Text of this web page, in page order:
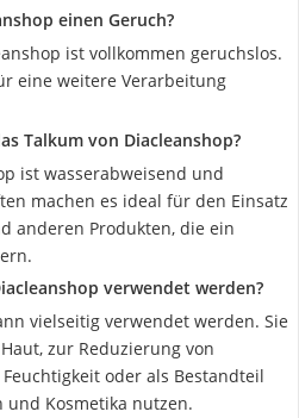
einen Geruch?
ist vollkommen geruchslos.
eine weitere Verarbeitung
Talkum von Diacleanshop?
ist wasserabweisend und
machen es ideal für den Einsatz
anderen Produkten, die ein
verwendet werden?
vielseitig verwendet werden. Sie
zur Reduzierung von
oder als Bestandteil
und Kosmetika nutzen.